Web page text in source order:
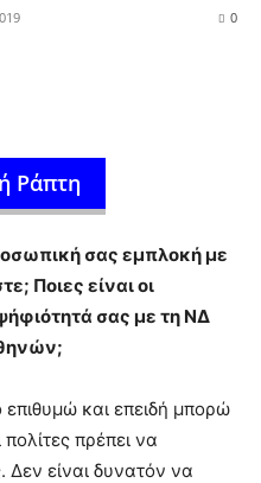
0
Ράπτη
σας εμπλοκή με
Ποιες είναι οι
σας με τη ΝΔ
επιθυμώ και επειδή μπορώ
πρέπει να
είναι δυνατόν να